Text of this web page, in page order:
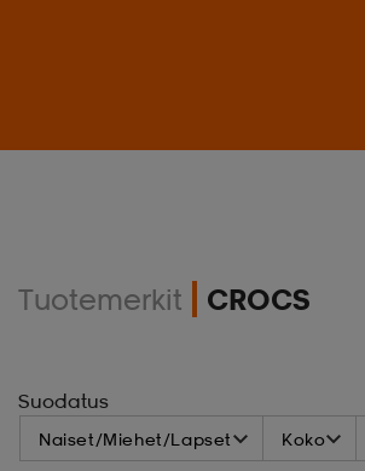
Tuotemerkit CROCS
Suodatus
Naiset/Miehet/Lapset Koko